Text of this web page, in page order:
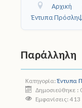
Σχολικές Μονάδες
Μαθητές
Σχολικές
Νομοθεσία
Αρχική
Έντυπα
Παράλληλη
Κατηγορία:Έντυπα
Δημοσιεύθηκε :
Εμφανίσεις: 413